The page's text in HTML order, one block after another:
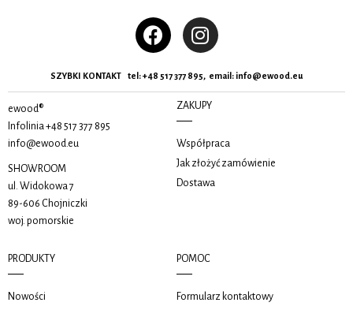
SZYBKI KONTAKT tel:+48 517 377 895, email : info@ewood.eu
ewood®
Infolinia+48 517 377 895
info@ewood.eu
SHOWROOM
ul. Widokowa 7
89-606 Chojniczki
woj. pomorskie
ZAKUPY
Współpraca
Jak złożyć zamówienie
Dostawa
PRODUKTY
Nowości
POMOC
Formularz kontaktowy